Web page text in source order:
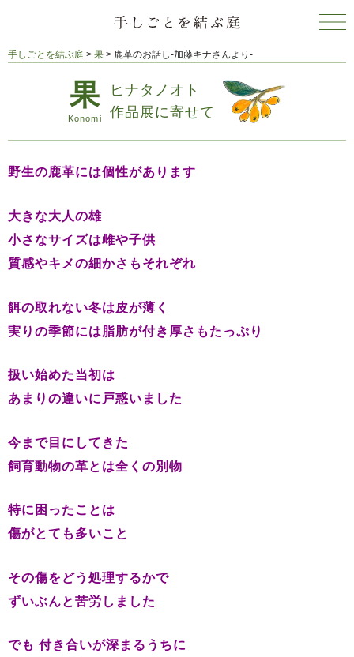
手しごとを結ぶ庭 > 果 > 鹿革のお話し-加藤キナさんより-
ヒナタノオト
作品展に寄せて
野生の鹿革には個性があります
大きな大人の雄
小さなサイズは雌や子供
質感やキメの細かさもそれぞれ
餌の取れない冬は皮が薄く
実りの季節には脂肪が付き厚さもたっぷり
扱い始めた当初は
あまりの違いに戸惑いました
今まで目にしてきた
飼育動物の革とは全くの別物
特に困ったことは
傷がとても多いこと
その傷をどう処理するかで
ずいぶんと苦労しました
でも 付き合いが深まるうちに